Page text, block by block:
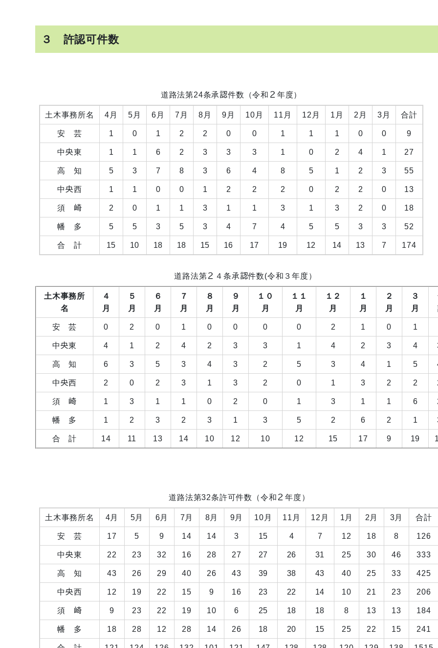
３ 許認可件数
道路法第24条承認件数（令和２年度）
土木事務所名 4月 5月 6月 7月 8月 9月 10月 11月 12月 1月 2月 3月 合計
安 芸 1 0 1 2 2 0 0 1 1 1 0 0 9
中央東 1 1 6 2 3 3 3 1 0 2 4 1 27
高 知 5 3 7 8 3 6 4 8 5 1 2 3 55
中央西 1 1 0 0 1 2 2 2 0 2 2 0 13
須 崎 2 0 1 1 3 1 1 3 1 3 2 0 18
幡 多 5 5 3 5 3 4 7 4 5 5 3 3 52
合 計 15 10 18 18 15 16 17 19 12 14 13 7 174
道路法第２４条承認件数(令和３年度）
土木事務所
名
４
月
５
月
６
月
７
月
８
月
９
月
１０
月
１１
月
１２
月
１
月
２
月
３
月
安 芸 0 2 0 1 0 0 0 0 2 1 0 1
中央東 4 1 2 4 2 3 3 1 4 2 3 4
高 知 6 3 5 3 4 3 2 5 3 4 1 5
中央西 2 0 2 3 1 3 2 0 1 3 2 2
須 崎 1 3 1 1 0 2 0 1 3 1 1 6
幡 多 1 2 3 2 3 1 3 5 2 6 2 1
合 計 14 11 13 14 10 12 10 12 15 17 9 19
道路法第32条許可件数（令和２年度）
土木事務所名 4月 5月 6月 7月 8月 9月 10月 11月 12月 1月 2月 3月 合計
安 芸 17 5 9 14 14 3 15 4 7 12 18 8 126
中央東 22 23 32 16 28 27 27 26 31 25 30 46 333
高 知 43 26 29 40 26 43 39 38 43 40 25 33 425
中央西 12 19 22 15 9 16 23 22 14 10 21 23 206
須 崎 9 23 22 19 10 6 25 18 18 8 13 13 184
幡 多 18 28 12 28 14 26 18 20 15 25 22 15 241